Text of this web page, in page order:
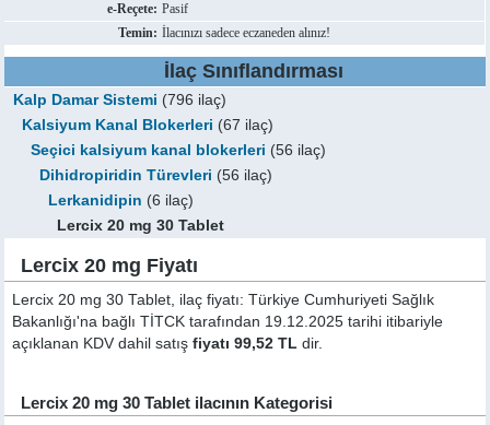
e-Reçete: Pasif
Temin: İlacınızı sadece eczaneden alınız!
İlaç Sınıflandırması
Kalp Damar Sistemi (796 ilaç)
Kalsiyum Kanal Blokerleri (67 ilaç)
Seçici kalsiyum kanal blokerleri (56 ilaç)
Dihidropiridin Türevleri (56 ilaç)
Lerkanidipin (6 ilaç)
Lercix 20 mg 30 Tablet
Lercix 20 mg Fiyatı
Lercix 20 mg 30 Tablet, ilaç fiyatı: Türkiye Cumhuriyeti Sağlık
Bakanlığı'na bağlı TİTCK tarafından 19.12.2025 tarihi itibariyle
açıklanan KDV dahil satışfiyatı 99,52 TL dir.
Lercix 20 mg 30 Tablet ilacının Kategorisi